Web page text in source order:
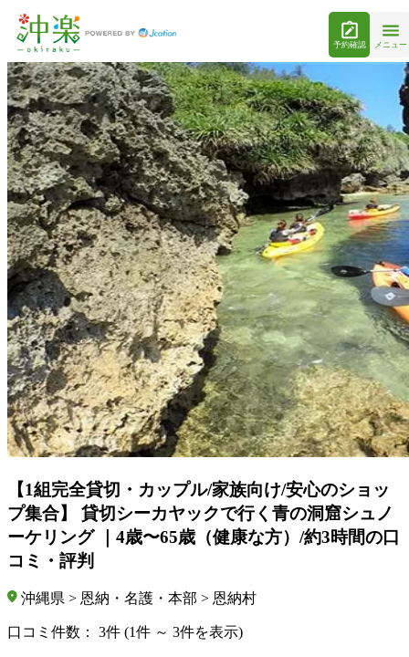
予約確認 メニュー
【1組完全貸切・カップル/家族向け/安心のショッ
プ集合】 貸切シーカヤックで行く青の洞窟シュノ
ーケリング ｜4歳〜65歳（健康な方）/約3時間の口
コミ・評判
沖縄県 > 恩納・名護・本部 > 恩納村
口コミ件数： 3件 (1件 ～ 3件を表示)